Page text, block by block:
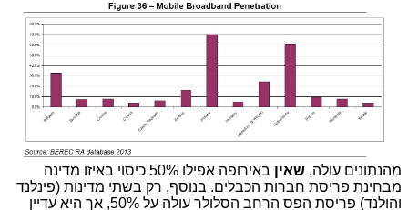
מהנתונים עולה, שאין
באירופה אפילו 50% כיסוי באיזו מדינה
מבחינת פריסת חברות הכבלים. בנוסף, רק בשתי מדינות (פינלנד
והולנד) פריסת הפס הרחב הסלולר עולה על 50%, אך היא עדיין